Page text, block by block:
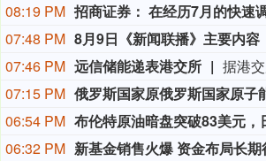
08:19 PM
07:48 PM 8月9日《新闻联播》主要内容
07:46 PM 远信储能递表港交所
07:15 PM
06:54 PM 布伦特原油暗盘突破83美元，
06:32 PM 新基金销售火爆 资金布局长期